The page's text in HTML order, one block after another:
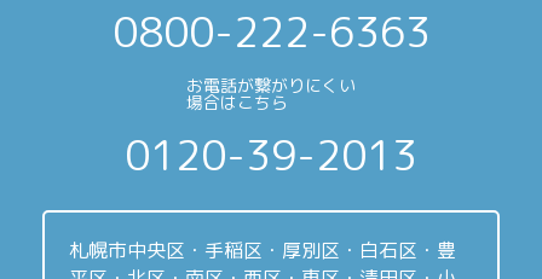
0800-222-6363
お電話が繋がりにくい
場合はこちら
0120-39-2013
札幌市中央区・手稲区・厚別区・白石区・豊